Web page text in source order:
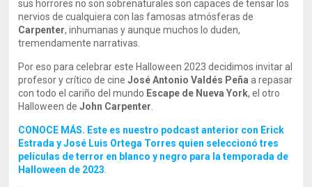
sus horrores no son sobrenaturales son capaces de tensar los
nervios de cualquiera con las famosas atmósferas de
Carpenter, inhumanas y aunque muchos lo duden,
tremendamente narrativas.
Por eso para celebrar este Halloween 2023 decidimos invitar al
profesor y crítico de cineJosé Antonio Valdés Peña a repasar
con todo el cariño del mundo Escape de Nueva York, el otro
Halloween deJohn Carpenter
CONOCE MÁS. Este es nuestro podcast anterior con Erick
Estrada y José Luis Ortega Torres quien seleccionó tres
películas de terror en blanco y negro para la temporada de
Halloween de 2023